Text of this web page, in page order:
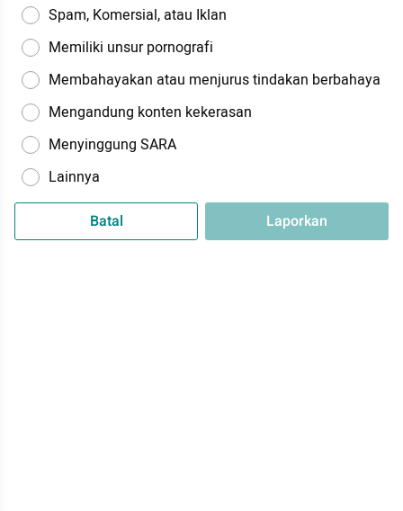
Spam, Komersial, atau Iklan
Memiliki unsur pornografi
Membahayakan atau menjurus tindakan berbahaya
Mengandung konten kekerasan
Menyinggung SARA
Lainnya
Batal Laporkan